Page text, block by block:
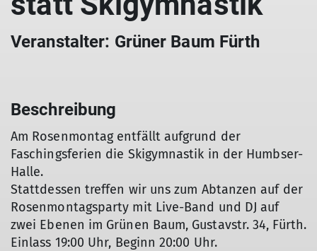
Veranstalter: Grüner Baum Fürth
Beschreibung
Am Rosenmontag entfällt aufgrund der
Faschingsferien die Skigymnastik in der Humbser-
Halle.
Stattdessen treffen wir uns zum Abtanzen auf der
Rosenmontagsparty mit Live-Band und DJ auf
zwei Ebenen im Grünen Baum, Gustavstr. 34, Fürth.
Einlass 19:00 Uhr, Beginn 20:00 Uhr.